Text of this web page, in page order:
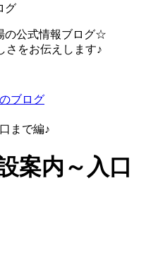
グ
の公式情報ブログ☆
さをお伝えします♪
ブログ
まで編♪
案内～入口